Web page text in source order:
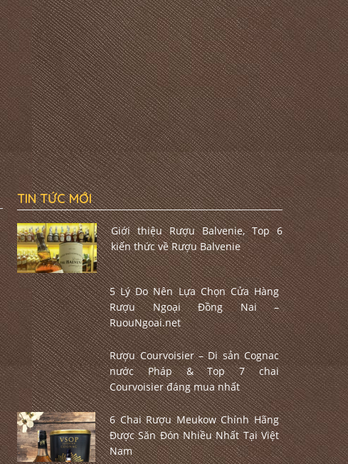
TIN TỨC MỚI
Giới thiệu Rượu Balvenie, Top 6
kiến thức về Rượu Balvenie
5 Lý Do Nên Lựa Chọn Cửa Hàng
Rượu Ngoại Đồng Nai –
RuouNgoai.net
Rượu Courvoisier – Di sản Cognac
nước Pháp & Top 7 chai
Courvoisier đáng mua nhất
6 Chai Rượu Meukow Chính Hãng
Được Săn Đón Nhiều Nhất Tại Việt
Nam